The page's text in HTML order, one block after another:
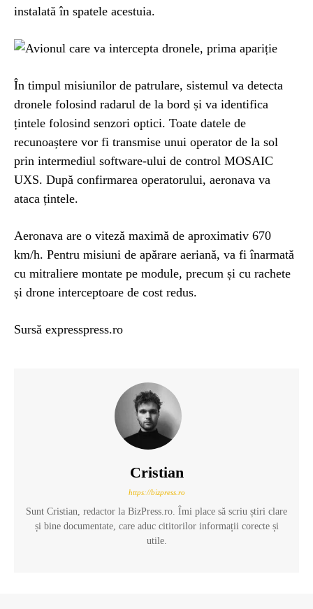
instalată în spatele acestuia.
În timpul misiunilor de patrulare, sistemul va detecta
dronele folosind radarul de la bord și va identifica
țintele folosind senzori optici. Toate datele de
recunoaștere vor fi transmise unui operator de la sol
prin intermediul software-ului de control MOSAIC
UXS. După confirmarea operatorului, aeronava va
ataca țintele.
Aeronava are o viteză maximă de aproximativ 670
km/h. Pentru misiuni de apărare aeriană, va fi înarmată
cu mitraliere montate pe module, precum și cu rachete
și drone interceptoare de cost redus.
Sursă expresspress.ro
Cristian
https://bizpress.ro
Sunt Cristian, redactor la BizPress.ro. Îmi place să scriu știri clare
și bine documentate, care aduc cititorilor informații corecte și
utile.